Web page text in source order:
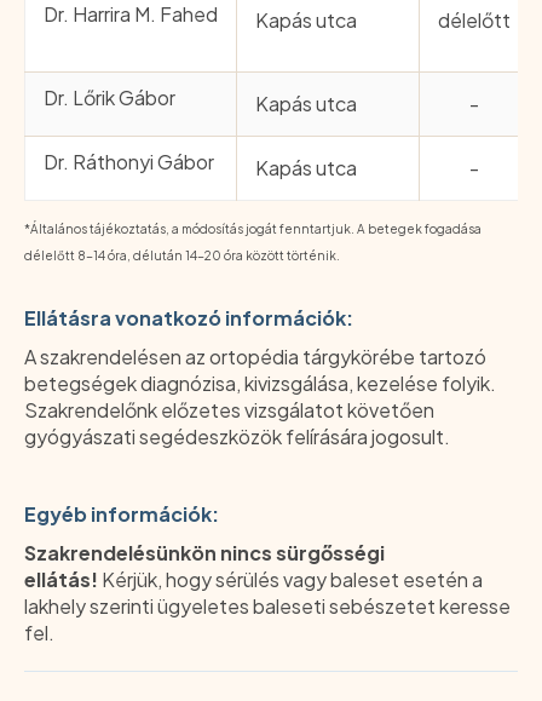
Dr. Harrira M. Fahed Kapás utca délelőtt
Dr. Lőrik Gábor Kapás utca -
Dr. Ráthonyi Gábor Kapás utca -
*Általános tájékoztatás, a módosítás jogát fenntartjuk. A betegek fogadása
délelőtt 8-14 óra, délután 14-20 óra között történik.
Ellátásra vonatkozó információk:
A szakrendelésen az ortopédia tárgykörébe tartozó
betegségek diagnózisa, kivizsgálása, kezelése folyik.
Szakrendelőnk előzetes vizsgálatot követően
gyógyászati segédeszközök felírására jogosult.
Egyéb információk:
Szakrendelésünkön nincs sürgősségi
ellátás! Kérjük, hogy sérülés vagy baleset esetén a
lakhely szerinti ügyeletes baleseti sebészetet keresse
fel.